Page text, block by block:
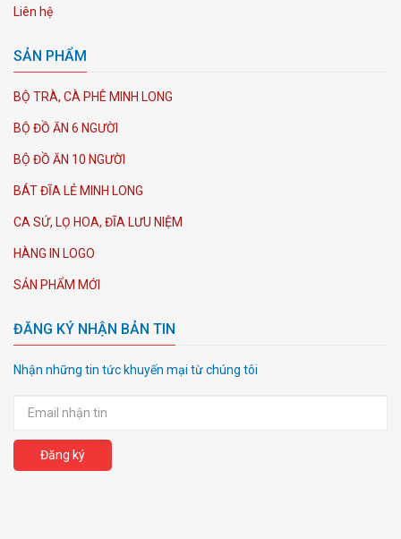
Liên hệ
SẢN PHẨM
BỘ TRÀ, CÀ PHÊ MINH LONG
BỘ ĐỒ ĂN 6 NGƯỜI
BỘ ĐỒ ĂN 10 NGƯỜI
BÁT ĐĨA LẺ MINH LONG
CA SỨ, LỌ HOA, ĐĨA LƯU NIỆM
HÀNG IN LOGO
SẢN PHẨM MỚI
ĐĂNG KÝ NHẬN BẢN TIN
Nhận những tin tức khuyến mại từ chúng tôi
Đăng ký